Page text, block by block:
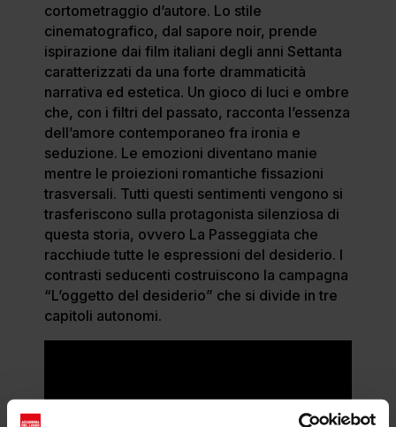
cortometraggio d’autore. Lo stile
cinematografico, dal sapore noir, prende
ispirazione dai film italiani degli anni Settanta
caratterizzati da una forte drammaticità
narrativa ed estetica. Un gioco di luci e ombre
che, con i filtri del passato, racconta l’essenza
dell’amore contemporaneo fra ironia e
seduzione. Le emozioni diventano manie
mentre le proiezioni romantiche fissazioni
trasversali. Tutti questi sentimenti vengono si
trasferiscono sulla protagonista silenziosa di
questa storia, ovvero La Passeggiata che
racchiude tutte le espressioni del desiderio. I
contrasti seducenti costruiscono la campagna
“L’oggetto del desiderio” che si divide in tre
capitoli autonomi.